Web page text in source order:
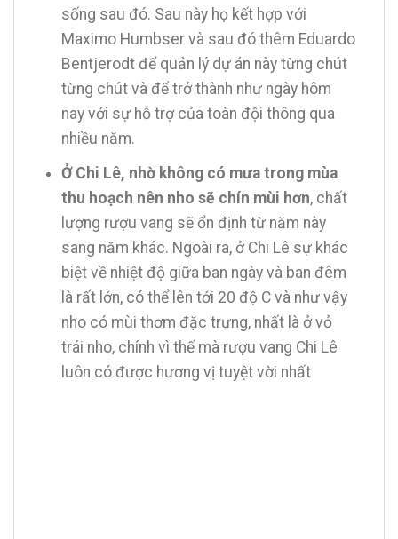
sống sau đó. Sau này họ kết hợp với
Maximo Humbser và sau đó thêm Eduardo
Bentjerodt để quản lý dự án này từng chút
từng chút và để trở thành như ngày hôm
nay với sự hỗ trợ của toàn đội thông qua
nhiều năm.
Ở Chi Lê, nhờ không có mưa trong mùa
thu hoạch nên nho sẽ chín mùi hơn, chất
lượng rượu vang sẽ ổn định từ năm này
sang năm khác. Ngoài ra, ở Chi Lê sự khác
biệt về nhiệt độ giữa ban ngày và ban đêm
là rất lớn, có thể lên tới 20 độ C và như vậy
nho có mùi thơm đặc trưng, nhất là ở vỏ
trái nho, chính vì thế mà rượu vang Chi Lê
luôn có được hương vị tuyệt vời nhất